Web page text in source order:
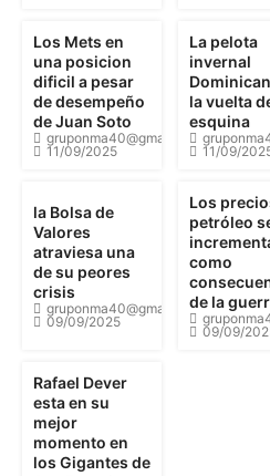
Los Mets en
una posicion
dificil a pesar
de desempeño
de Juan Soto
gruponma40@gmail.com
11/09/2025
La pelota
invernal
la vuelta
esquina
11/09/
la Bolsa de
Valores
atraviesa una
de su peores
crisis
gruponma40@gmail.com
09/09/2025
Los
petróleo
como
de la
09/09/
Rafael Dever
esta en su
mejor
momento en
los Gigantes de